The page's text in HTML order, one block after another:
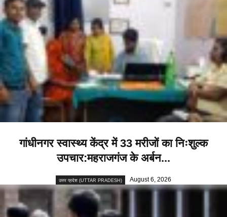
गांधीनगर स्वास्थ्य केंद्र में 33 मरीजों का निःशुल्क
उपचार:महराजगंज के अर्बन...
उत्तर प्रदेश (UTTAR PRADESH) August 6, 2026